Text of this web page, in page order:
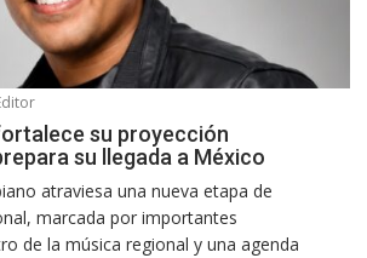
su proyección
su llegada a México
atraviesa una nueva etapa de
marcada por importantes
de la música regional y una agenda